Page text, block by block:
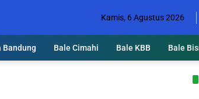
Kamis, 6 Agustus 2026
Bandung Bale Cimahi Bale KBB Bale